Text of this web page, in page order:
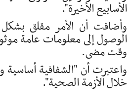
الأسابيع الأخيرة".
وأضافت أن الأمر مقلق
الوصول إلى معلومات عامة
وقت مضى.
واعتبرت أن "الشفافية أساسية
خلال الأزمة الصحية".